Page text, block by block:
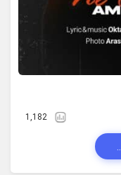
1,182